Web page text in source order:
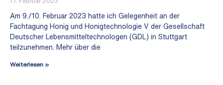
Am 9./10. Februar 2023 hatte ich Gelegenheit an der
Fachtagung Honig und Honigtechnologie V der Gesellschaft
Deutscher Lebensmitteltechnologen (GDL) in Stuttgart
teilzunehmen. Mehr über die
Weiterlesen »